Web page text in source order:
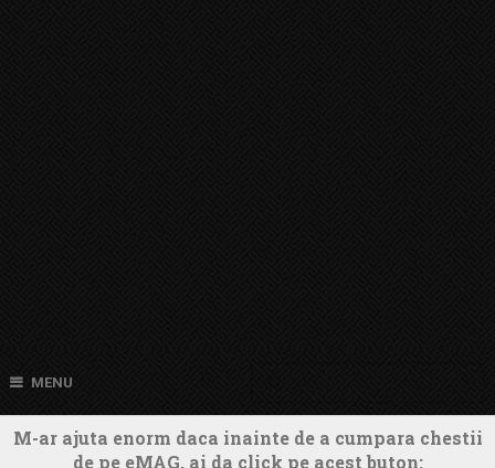
MENU
M-ar ajuta enorm daca inainte de a cumpara chestii
de pe eMAG, ai da click pe acest buton: